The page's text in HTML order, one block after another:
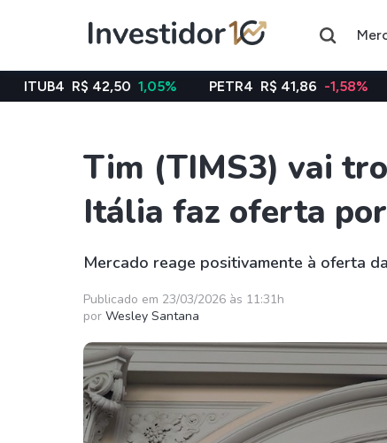
Assuntos do momento
Índice
Ibovespa
Commodity
Petróleo
Taesa
Itausa
Ambev
Weg
Klabin
RECR11
HGLG11
XPLG11
KNRI11
42,50 1,05% PETR4 R$ 41,86 -1,58% VALE3 R$
Tim (TIMS3) vai
Itália faz oferta
Mercado reage positivamente à oferta
Publicado em 23/03/2026 às 11:31h
por Wesley Santana